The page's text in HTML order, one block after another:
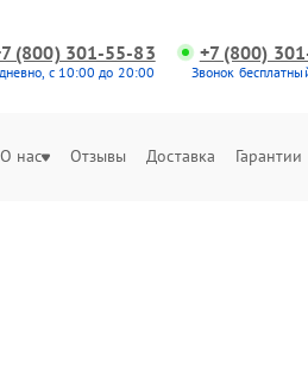
(800) 301-55-83
с 10:00 до 20:00
+7 (800)
Звонок
О нас Отзывы Доставка Гарантии